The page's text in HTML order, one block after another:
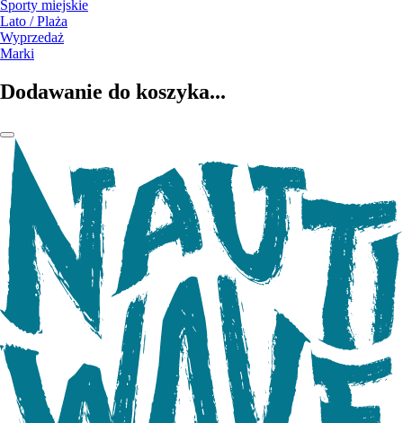
Sporty miejskie
Lato / Plaża
Wyprzedaż
Marki
Dodawanie do koszyka...